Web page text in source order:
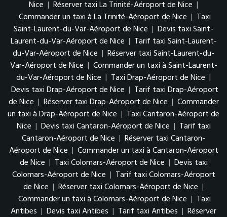
Nice | Réserver taxi La Trinité-Aéroport de Nice |
Commander un taxi à La Trinité-Aéroport de Nice | Taxi
Saint-Laurent-du-Var-Aéroport de Nice | Devis taxi Saint-
Laurent-du-Var-Aéroport de Nice | Tarif taxi Saint-Laurent-
du-Var-Aéroport de Nice | Réserver taxi Saint-Laurent-du-
Var-Aéroport de Nice | Commander un taxi à Saint-Laurent-
du-Var-Aéroport de Nice | Taxi Drap-Aéroport de Nice |
Devis taxi Drap-Aéroport de Nice | Tarif taxi Drap-Aéroport
de Nice | Réserver taxi Drap-Aéroport de Nice | Commander
un taxi à Drap-Aéroport de Nice | Taxi Cantaron-Aéroport de
Nice | Devis taxi Cantaron-Aéroport de Nice | Tarif taxi
Cantaron-Aéroport de Nice | Réserver taxi Cantaron-
Aéroport de Nice | Commander un taxi à Cantaron-Aéroport
de Nice | Taxi Colomars-Aéroport de Nice | Devis taxi
Colomars-Aéroport de Nice | Tarif taxi Colomars-Aéroport
de Nice | Réserver taxi Colomars-Aéroport de Nice |
Commander un taxi à Colomars-Aéroport de Nice | Taxi
Antibes | Devis taxi Antibes | Tarif taxi Antibes | Réserver